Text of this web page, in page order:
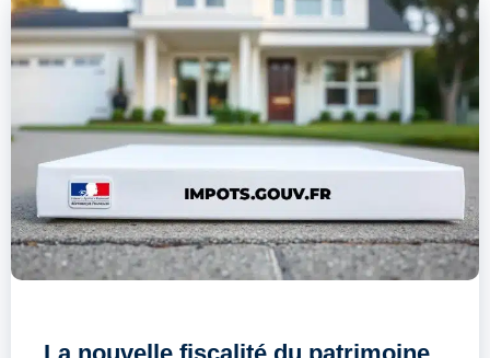
La nouvelle fiscalité du patrimoine